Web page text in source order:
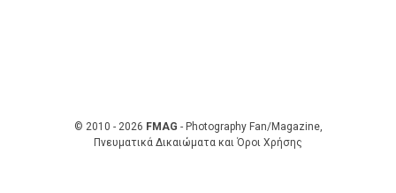
© 2010 - 2026 FMAG - Photography Fan/Magazine,
Πνευματικά Δικαιώματα και Όροι Χρήσης